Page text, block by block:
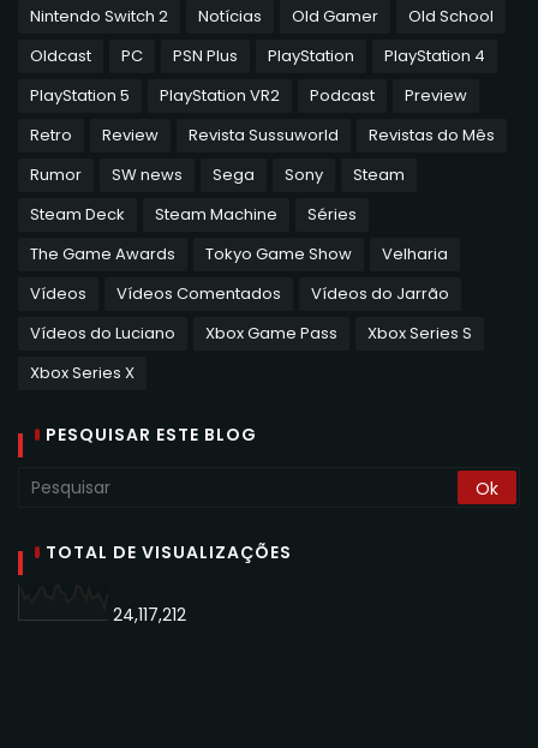
Nintendo Switch 2
Notícias Old Gamer
Old School
Oldcast
PC PSN Plus PlayStation
PlayStation 4
PlayStation 5
PlayStation VR2 Podcast
Preview
Retro
Review Revista Sussuworld
Revistas do Mês
Rumor
SW news Sega Sony
Steam
Steam Deck
Steam Machine
Séries
The Game Awards
Tokyo Game Show
Velharia
Vídeos
Vídeos Comentados
Vídeos do Jarrão
Vídeos do Luciano
Xbox Game Pass
Xbox Series S
Xbox Series X
PESQUISAR ESTE BLOG
TOTAL DE VISUALIZAÇÕES
24,117,212